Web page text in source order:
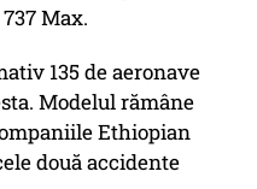
Max.
135 de aeronave
Modelul rămâne
Ethiopian
două accidente